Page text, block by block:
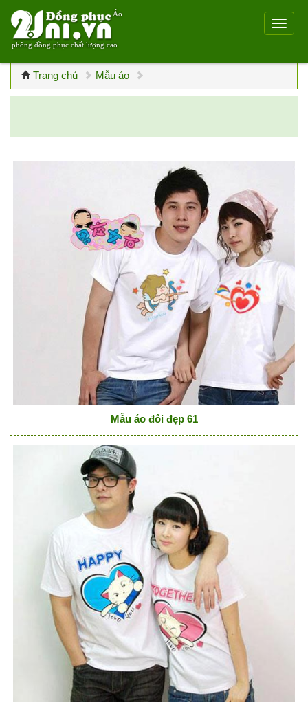
Áo
phông đồng phục chất lượng cao
Trang chủ Mẫu áo
Mẫu áo đôi đẹp 61